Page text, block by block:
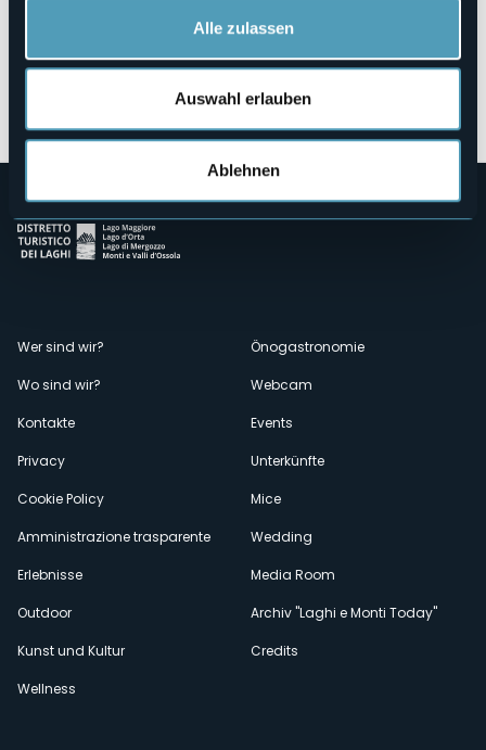
Alle zulassen
Auswahl erlauben
Ablehnen
Öffnen Sie die Karte
Menù
secondario
Wer sind wir?
Wo sind wir?
Kontakte
Privacy
Cookie Policy
Amministrazione trasparente
Erlebnisse
Outdoor
Kunst und Kultur
Wellness
Önogastronomie
Webcam
Events
Unterkünfte
Mice
Wedding
Media Room
Archiv "Laghi e Monti Today"
Credits